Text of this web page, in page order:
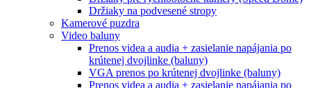
Držiaky na podvesené stropy
Kamerové puzdra
Video baluny
Prenos videa a audia + zasielanie napájania po
krútenej dvojlinke (baluny)
VGA prenos po krútenej dvojlinke (baluny)
Prenos videa a audia + zasielanie napájania po